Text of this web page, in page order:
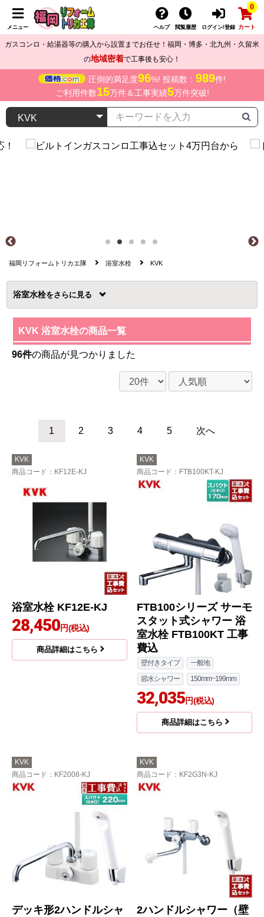
メニュー ヘルプ 閲覧履歴 ログイン/登録
0
カート
ガスコンロ・給湯器等の購入から設置までお任せ！福岡・博多・北九州・久留米
の地域密着で工事後も安心！
圧倒的満足度96%! 投稿数： 989件!
ご利用件数15万件＆工事実績5万件突破!
福岡リフォームトリカエ隊 浴室水栓 KVK
浴室水栓を
KVK 浴室水栓の商品一覧
96件の商品が見つかりました
1 2 3 4 5 次へ
KVK
商品コード ：KF12E-KJ
浴室水栓 KF12E-KJ
28,450円(税込)
商品詳細はこちら
KVK
商品コード ：FTB100KT-KJ
FTB100シリーズ サーモ
スタット式シャワー 浴
室水栓 FTB100KT 工事
費込
壁付きタイプ
一般地
節水シャワー
150mm~199mm
32,035円(税込)
商品詳細はこちら
KVK
商品コード ：KF2008-KJ
デッキ形2ハンドルシャ
KVK
商品コード ：KF2G3N-KJ
2ハンドルシャワー（壁